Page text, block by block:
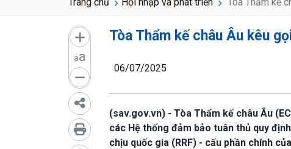
aa
Tòa Thẩm kế châu Âu kêu
06/07/2025
(sav.gov.vn) - Tòa Thẩm kế châu Âu
các Hệ thống đảm bảo tuân thủ quy
chịu quốc gia (RRF) - cấu phần chính